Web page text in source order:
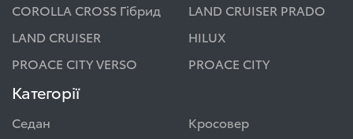
COROLLA CROSS Гібрид
LAND CRUISER PRADO
LAND CRUISER
HILUX
PROACE CITY VERSO
PROACE CITY
Категорії
Седан
Кросовер